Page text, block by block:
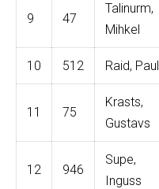
9 47
Talinurm,
Mihkel
10 512 Raid, Paul
11 75
Krasts,
Gustavs
12 946
Supe,
Inguss